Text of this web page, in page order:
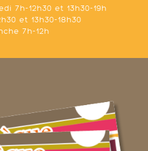
7h-12h30 et 13h30-19h
et 13h30-18h30
7h-12h